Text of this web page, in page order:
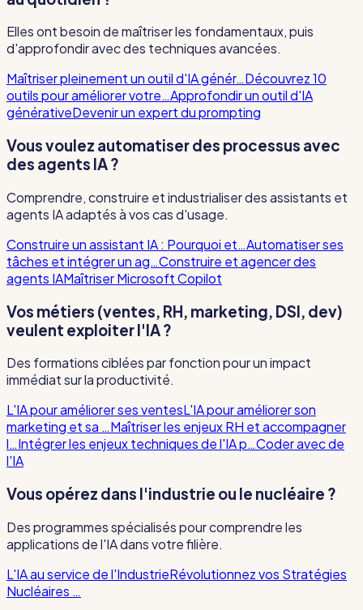
Elles ont besoin de maîtriser les fondamentaux, puis
d'approfondir avec des techniques avancées.
Maîtriser pleinement un outil d'IA génér…Découvrez 10
outils pour améliorer votre…Approfondir un outil d'IA
générativeDevenir un expert du prompting
Vous voulez automatiser des processus avec
des agents IA ?
Comprendre, construire et industrialiser des assistants et
agents IA adaptés à vos cas d'usage.
Construire un assistant IA : Pourquoi et…Automatiser ses
tâches et intégrer un ag…Construire et agencer des
agents IAMaîtriser Microsoft Copilot
Vos métiers (ventes, RH, marketing, DSI, dev)
veulent exploiter l'IA ?
Des formations ciblées par fonction pour un impact
immédiat sur la productivité.
L'IA pour améliorer ses ventesL'IA pour améliorer son
marketing et sa …Maîtriser les enjeux RH et accompagner
l…Intégrer les enjeux techniques de l'IA p…Coder avec de
l'IA
Vous opérez dans l'industrie ou le nucléaire ?
Des programmes spécialisés pour comprendre les
applications de l'IA dans votre filière.
L'IA au service de l'IndustrieRévolutionnez vos Stratégies
Nucléaires …